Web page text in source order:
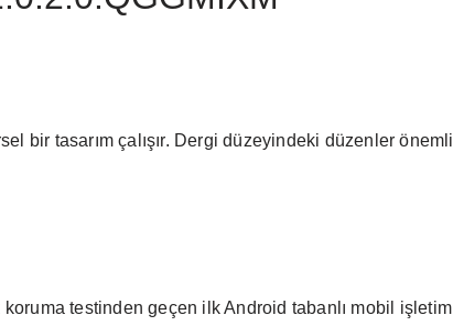
bir tasarım çalışır. Dergi düzeyindeki düzenler
testinden geçen ilk Android tabanlı mobil